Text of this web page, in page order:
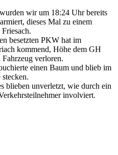
wir um 18:24 Uhr bereits
dieses Mal zu einem
besetzten PKW hat im
kommend, Höhe dem GH
verloren.
einen Baum und blieb im
blieben unverletzt, wie durch ein
involviert.